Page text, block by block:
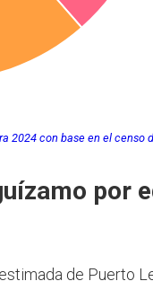
2024 con base en el censo
por
de Puerto